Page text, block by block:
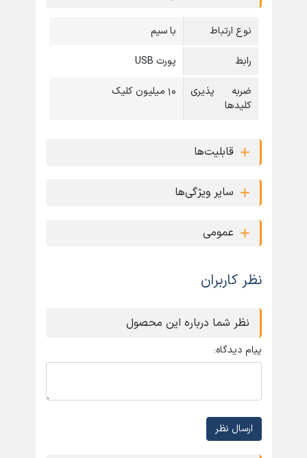
نوع ارتباط با سیم
رابط پورت USB
ضربه پذیری
کلیدها
10 میلیون کلیک
قابلیت‌ها
سایر ویژگی‌ها
عمومی
نظر کاربران
نظر شما درباره این محصول
پیام دیدگاه:
ارسال نظر